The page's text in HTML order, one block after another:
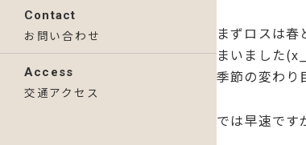
Contact
お問い合わせ
Access
交通アクセス
まずロスは
まいました
季節の変わり
では早速で